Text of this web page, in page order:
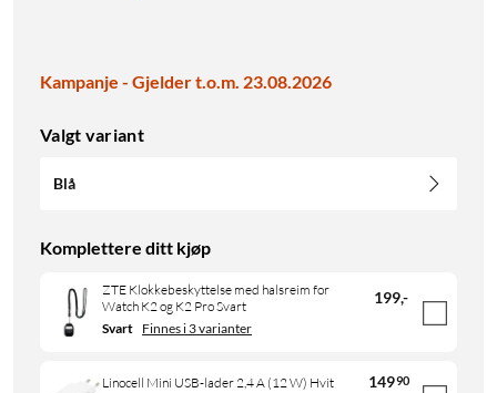
Kampanje - Gjelder t.o.m. 23.08.2026
Valgt variant
Blå
Komplettere ditt kjøp
ZTE Klokkebeskyttelse med halsreim for
Watch K2 og K2 Pro Svart
199,-
Svart Finnes i 3 varianter
Linocell Mini USB-lader 2,4 A (12 W) Hvit 14990